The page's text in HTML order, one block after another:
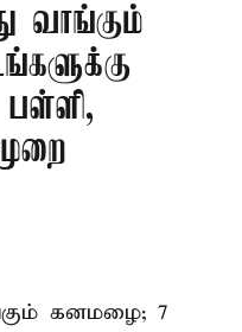
வாங்கும்
கனமழை; 7